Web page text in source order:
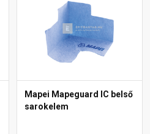
Mapei Mapeguard IC belső
sarokelem